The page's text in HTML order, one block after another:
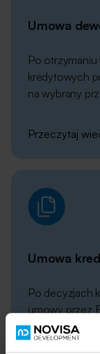
Umowa
Po
kredytowych
na wybrany
Przeczytaj
Umowa
Po decyzjach
umowy przez
o kredycie.